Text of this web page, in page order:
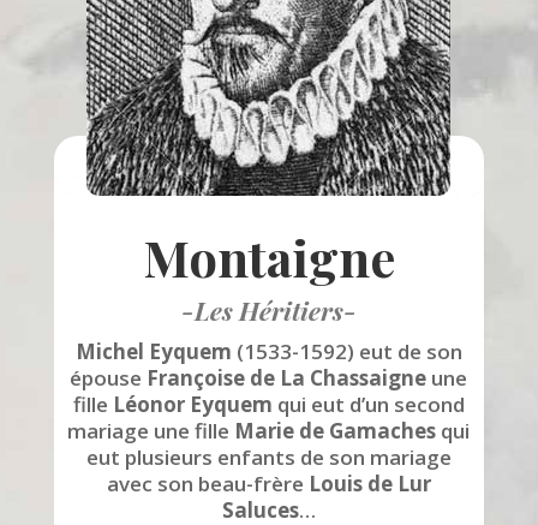
Montaigne
-Les Héritiers-
Michel Eyquem (1533-1592) eut de son
épouse Françoise de La Chassaigne une
fille Léonor Eyquem qui eut d’un second
mariage une fille Marie de Gamaches qui
eut plusieurs enfants de son mariage
avec son beau-frère Louis de Lur
Saluces…